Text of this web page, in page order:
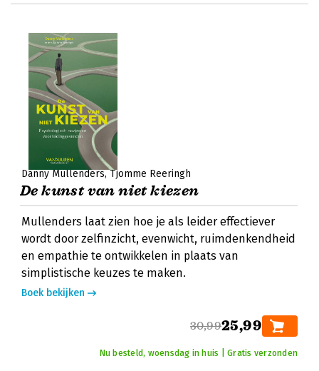
Danny Mullenders Tjomme Reeringh
De kunst van niet kiezen
Mullenders laat zien hoe je als leider effectiever
wordt door zelfinzicht, evenwicht, ruimdenkendheid
en empathie te ontwikkelen in plaats van
simplistische keuzes te maken.
Boek bekijken
30,9925,99
Nu besteld, woensdag in huis | Gratis verzonden